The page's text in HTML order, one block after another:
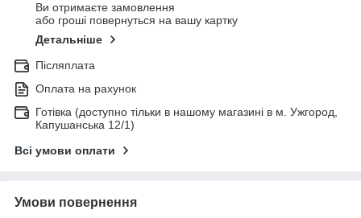
Ви отримаєте замовлення
або гроші повернуться на вашу картку
Детальніше
Післяплата
Оплата на рахунок
Готівка (доступно тільки в нашому магазині в м. Ужгород,
Капушанська 12/1)
Всі умови оплати
Умови повернення